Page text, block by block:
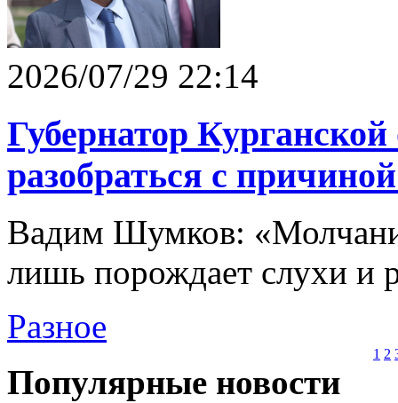
2026/07/29 22:14
Губернатор
разобраться с
Вадим Шумков:
лишь порождает слухи и
Разное
1 2
Популярные новости